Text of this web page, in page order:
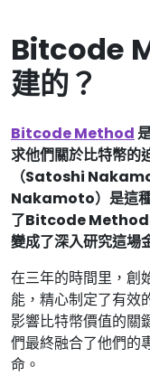
Bitcode
建的？
Bitcode Method
求他們關於比特幣的
（Satoshi
Nakamoto）是這種
了Bitcode Method
變成了深入研究這場
在三年的時間里，創
能，精心制定了有效
影響比特幣價值的關
們最終融合了他們
命。